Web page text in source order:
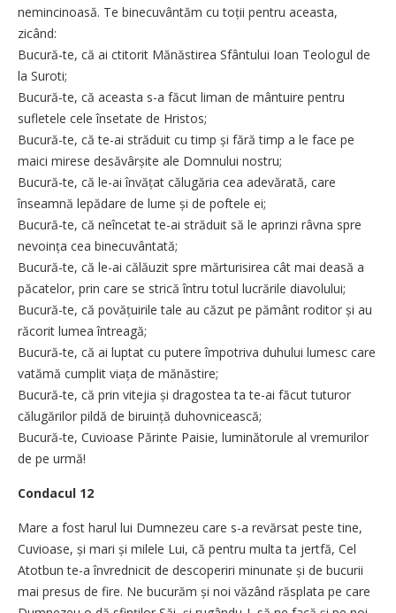
nemincinoasă. Te binecuvântăm cu toții pentru aceasta,
zicând:
Bucură-te, că ai ctitorit Mănăstirea Sfântului Ioan Teologul de
la Suroti;
Bucură-te, că aceasta s-a făcut liman de mântuire pentru
sufletele cele însetate de Hristos;
Bucură-te, că te-ai străduit cu timp și fără timp a le face pe
maici mirese desăvârșite ale Domnului nostru;
Bucură-te, că le-ai învățat călugăria cea adevărată, care
înseamnă lepădare de lume și de poftele ei;
Bucură-te, că neîncetat te-ai străduit să le aprinzi râvna spre
nevoința cea binecuvântată;
Bucură-te, că le-ai călăuzit spre mărturisirea cât mai deasă a
păcatelor, prin care se strică întru totul lucrările diavolului;
Bucură-te, că povățuirile tale au căzut pe pământ roditor și au
răcorit lumea întreagă;
Bucură-te, că ai luptat cu putere împotriva duhului lumesc care
vatămă cumplit viața de mănăstire;
Bucură-te, că prin vitejia și dragostea ta te-ai făcut tuturor
călugărilor pildă de biruință duhovnicească;
Bucură-te, Cuvioase Părinte Paisie, luminătorule al vremurilor
de pe urmă!
Condacul 12
Mare a fost harul lui Dumnezeu care s-a revărsat peste tine,
Cuvioase, și mari și milele Lui, că pentru multa ta jertfă, Cel
Atotbun te-a învrednicit de descoperiri minunate și de bucurii
mai presus de fire. Ne bucurăm și noi văzând răsplata pe care